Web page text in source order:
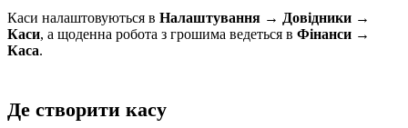
Каси налаштовуються в Налаштування → Довідники →
Каси, а щоденна робота з грошима ведеться в Фінанси →
Каса.
Де створити касу